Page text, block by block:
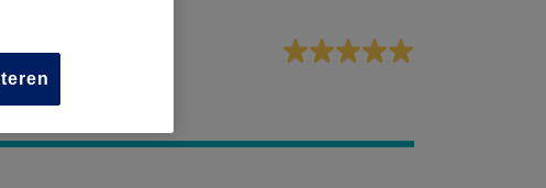
Medewerkers